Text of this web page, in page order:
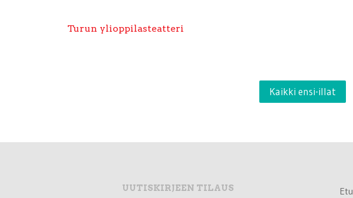
Turun ylioppilasteatteri
Kaikki ensi-illat
UUTISKIRJEEN TILAUS